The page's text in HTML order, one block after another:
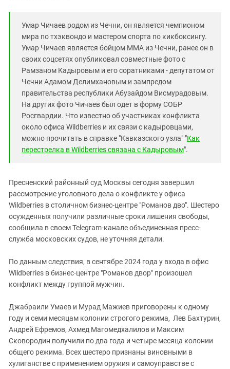
Умар Чичаев родом из Чечни, он является чемпионом
мира по тхэквондо и мастером спорта по кикбоксингу.
Умар Чичаев является бойцом MMA из Чечни, ранее он в
своих соцсетях опубликовал совместные фото с
Рамзаном Кадыровым и его соратниками - депутатом от
Чечни Адамом Делимхановым и зампредом
правительства республики Абузайдом Висмурадовым.
На других фото Чичаев был одет в форму СОБР
Росгвардии. Что известно об участниках конфликта
около офиса Wildberries и их связи с кадыровцами,
можно прочитать в справке "Кавказского узла" "Как
перестрелка в Wildberries связана с Кадыровым".
Пресненский районный суд Москвы сегодня завершил
рассмотрение уголовного дела о конфликте у офиса
Wildberries в столичном бизнес-центре "Романов дво". Шестеро
осужденных получили различные сроки лишения свободы,
сообщила в своем Telegram-канале объединенная пресс-
служба московских судов, не уточняя детали.
По данным следствия, в сентябре 2024 года у входа в офис
Wildberries в бизнес-центре "Романов двор" произошел
конфликт между группой мужчин.
Джабраили Умаев и Мурад Мажиев приговорены к одному
году и семи месяцам колонии строгого режима, Лев Бахтурин,
Андрей Ефремов, Ахмед Магомедхалилов и Максим
Сковородин получили по два года и четыре месяца колонии
общего режима. Всех шестеро признаны виновными в
хулиганстве с применением оружия и самоуправстве с